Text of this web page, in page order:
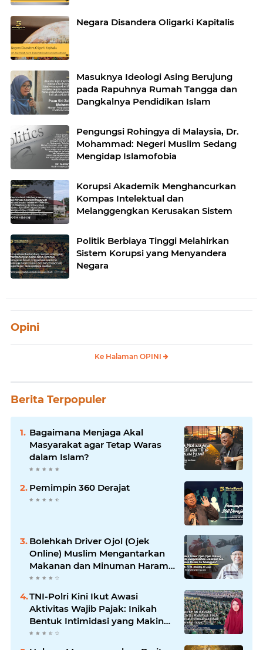
Negara Disandera Oligarki Kapitalis
Masuknya Ideologi Asing Berujung
pada Rapuhnya Rumah Tangga dan
Dangkalnya Pendidikan Islam
Pengungsi Rohingya di Malaysia, Dr.
Mohammad: Negeri Muslim Sedang
Mengidap Islamofobia
Korupsi Akademik Menghancurkan
Kompas Intelektual dan
Melanggengkan Kerusakan Sistem
Politik Berbiaya Tinggi Melahirkan
Sistem Korupsi yang Menyandera
Negara
Opini
Ke Halaman OPINI
Berita Terpopuler
Bagaimana Menjaga Akal
Masyarakat agar Tetap Waras
dalam Islam?
Pemimpin 360 Derajat
Bolehkah Driver Ojol (Ojek
Online) Muslim Mengantarkan
Makanan dan Minuman Haram
ke Pelanggan?
TNI-Polri Kini Ikut Awasi
Aktivitas Wajib Pajak: Inikah
Bentuk Intimidasi yang Makin
Menekan Rakyat?